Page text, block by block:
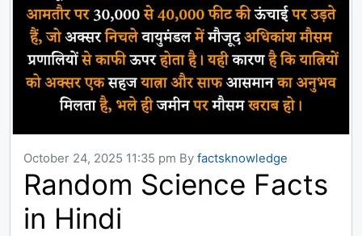
October 24, 2025 11:35 pm By factsknowledge
Random Science Facts
in Hindi